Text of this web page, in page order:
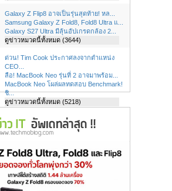
Galaxy Z Flip8 อาจเป็นรุ่นสุดท้าย! หล...
Samsung Galaxy Z Fold8, Fold8 Ultra แ...
Galaxy S27 Ultra มีลุ้นอัปเกรดกล้อง 2...
ดูข่าวหมวดนี้ทั้งหมด (3644)
ด่วน! Tim Cook ประกาศลงจากตำแหน่ง
CEO...
ลือ! MacBook Neo รุ่นที่ 2 อาจมาพร้อม...
MacBook Neo โผล่ผลทดสอบ Benchmark!
ชิ...
ดูข่าวหมวดนี้ทั้งหมด (5218)